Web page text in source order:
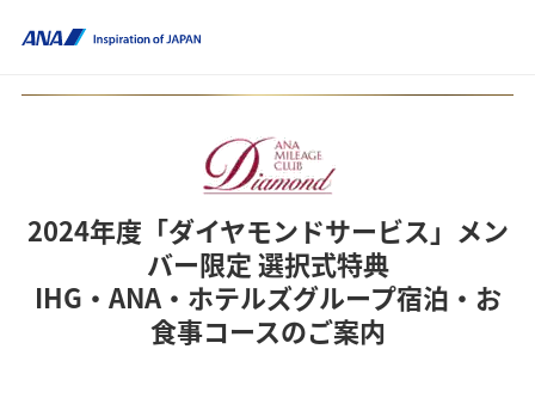
2024年度「ダイヤモンドサービス」メン
バー限定 選択式特典
IHG・ANA・ホテルズグループ宿泊・お
食事コースのご案内